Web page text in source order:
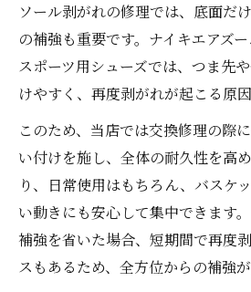
ソール剥がれの修理では、底面だ
の補強も重要です。ナイキエアズ
スポーツ用シューズでは、つま先
けやすく、再度剥がれが起こる原
このため、当店では交換修理の際
い付けを施し、全体の耐久性を高
り、日常使用はもちろん、バスケ
い動きにも安心して集中できます
補強を省いた場合、短期間で再度
スもあるため、全方位からの補強が